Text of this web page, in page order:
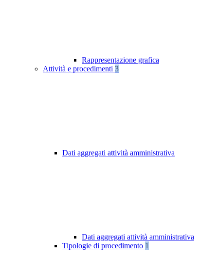
Rappresentazione grafica
Attività e procedimenti 3
Dati aggregati attività amministrativa
Dati aggregati attività amministrativa
Tipologie di procedimento 1